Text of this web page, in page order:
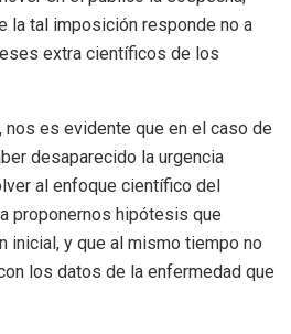
la tal imposición responde no a
extra científicos de los
nos es evidente que en el caso de
desaparecido la urgencia
al enfoque científico del
proponernos hipótesis que
inicial, y que al mismo tiempo no
los datos de la enfermedad que